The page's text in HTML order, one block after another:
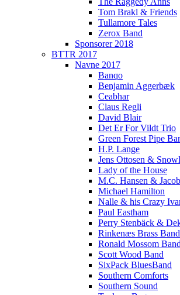
Tom Brakl & Friends
Tullamore Tales
Zerox Band
Sponsorer 2018
BTTR 2017
Navne 2017
Banqo
Benjamin Aggerbæk
Ceabhar
Claus Regli
David Blair
Det Er For Vildt Trio
Green Forest Pipe
H.P. Lange
Jens Ottosen &
Lady of the House
M.C. Hansen &
Michael Hamilton
Nalle & his Crazy
Paul Eastham
Perry Stenbäck &
Rinkenæs Brass Band
Ronald Mossom Band
Scott Wood Band
SixPack BluesBand
Southern Comforts
Southern Sound